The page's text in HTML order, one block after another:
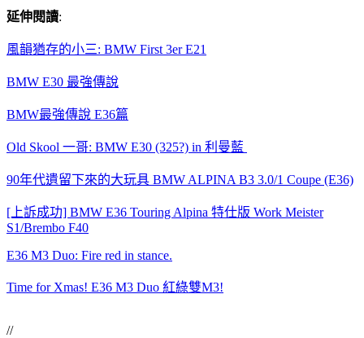
延伸閱讀:
風韻猶存的小三: BMW First 3er E21
BMW E30 最強傳說
BMW最強傳說 E36篇
Old Skool 一哥: BMW E30 (325?) in 利曼藍
90年代遺留下來的大玩具 BMW ALPINA B3 3.0/1 Coupe (E36)
[上訴成功] BMW E36 Touring Alpina 特仕版 Work Meister
S1/Brembo F40
E36 M3 Duo: Fire red in stance.
Time for Xmas! E36 M3 Duo 紅綠雙M3!
//